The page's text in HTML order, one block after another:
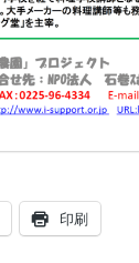
印刷